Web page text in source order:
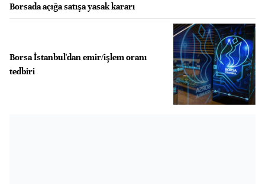
Borsada açığa satışa yasak kararı
Borsa İstanbul'dan emir/işlem oranı
tedbiri